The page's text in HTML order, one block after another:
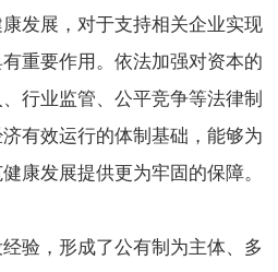
发展，对于支持相关企业实现
重要作用。依法加强对资本的
行业监管、公平竞争等法律制
有效运行的体制基础，能够为
康发展提供更为牢固的保障。
验，形成了公有制为主体、多